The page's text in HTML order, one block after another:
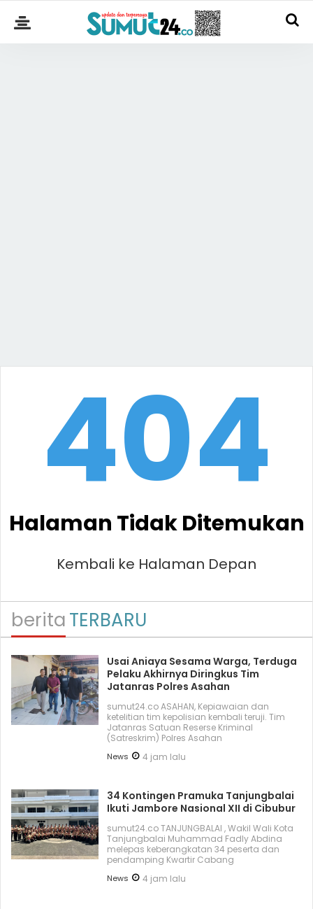
404
Halaman Tidak Ditemukan
Kembali ke Halaman Depan
beritaTERBARU
Usai Aniaya Sesama Warga, Terduga
Pelaku Akhirnya Diringkus Tim
Jatanras Polres Asahan
sumut24.co ASAHAN, Kepiawaian dan
ketelitian tim kepolisian kembali teruji. Tim
Jatanras Satuan Reserse Kriminal
(Satreskrim) Polres Asahan
News 4 jam lalu
34 Kontingen Pramuka Tanjungbalai
Ikuti Jambore Nasional XII di Cibubur
sumut24.co TANJUNGBALAI , Wakil Wali Kota
Tanjungbalai Muhammad Fadly Abdina
melepas keberangkatan 34 peserta dan
pendamping Kwartir Cabang
News 4 jam lalu